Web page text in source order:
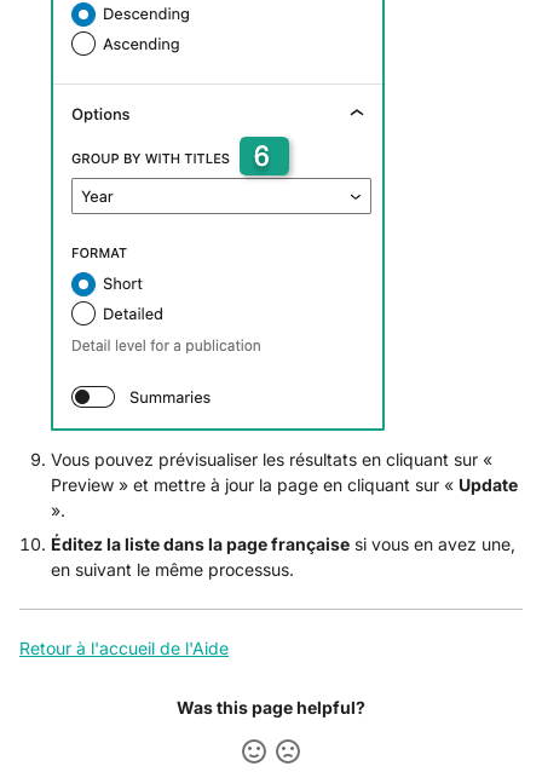
Vous pouvez prévisualiser les résultats en cliquant sur «
Preview » et mettre à jour la page en cliquant sur « Update
».
Éditez la liste dans la page française si vous en avez une,
en suivant le même processus.
Retour à l'accueil de l'Aide
Was this page helpful?